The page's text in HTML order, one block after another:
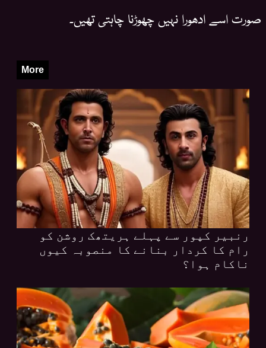
صورت اسے ادھورا نہیں چھوڑنا چاہتی تھیں۔
More
رنبیر کپور سے پہلے ہریتھک روشن کو
رام کا کردار بنانے کا منصوبہ کیوں
ناکام ہوا؟